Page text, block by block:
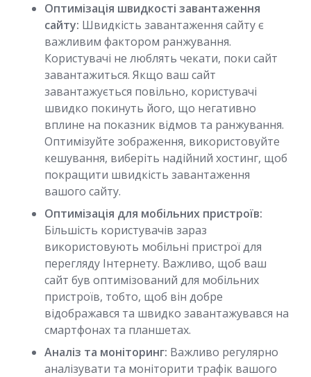
Оптимізація швидкості завантаження
сайту: Швидкість завантаження сайту є
важливим фактором ранжування.
Користувачі не люблять чекати, поки сайт
завантажиться. Якщо ваш сайт
завантажується повільно, користувачі
швидко покинуть його, що негативно
вплине на показник відмов та ранжування.
Оптимізуйте зображення, використовуйте
кешування, виберіть надійний хостинг, щоб
покращити швидкість завантаження
вашого сайту.
Оптимізація для мобільних пристроїв:
Більшість користувачів зараз
використовують мобільні пристрої для
перегляду Інтернету. Важливо, щоб ваш
сайт був оптимізований для мобільних
пристроїв, тобто, щоб він добре
відображався та швидко завантажувався на
смартфонах та планшетах.
Аналіз та моніторинг: Важливо регулярно
аналізувати та моніторити трафік вашого